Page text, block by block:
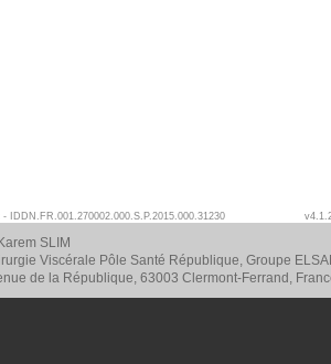
IDDN.FR.001.270002.000.S.P.2015.000.31230
SLIM
Viscérale Pôle Santé République, Groupe
de la République, 63003 Clermont-Ferrand,